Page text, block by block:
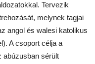
Tervezik
melynek tagjai
angol és walesi katolikus
A csoport célja a
abúzusban sérült